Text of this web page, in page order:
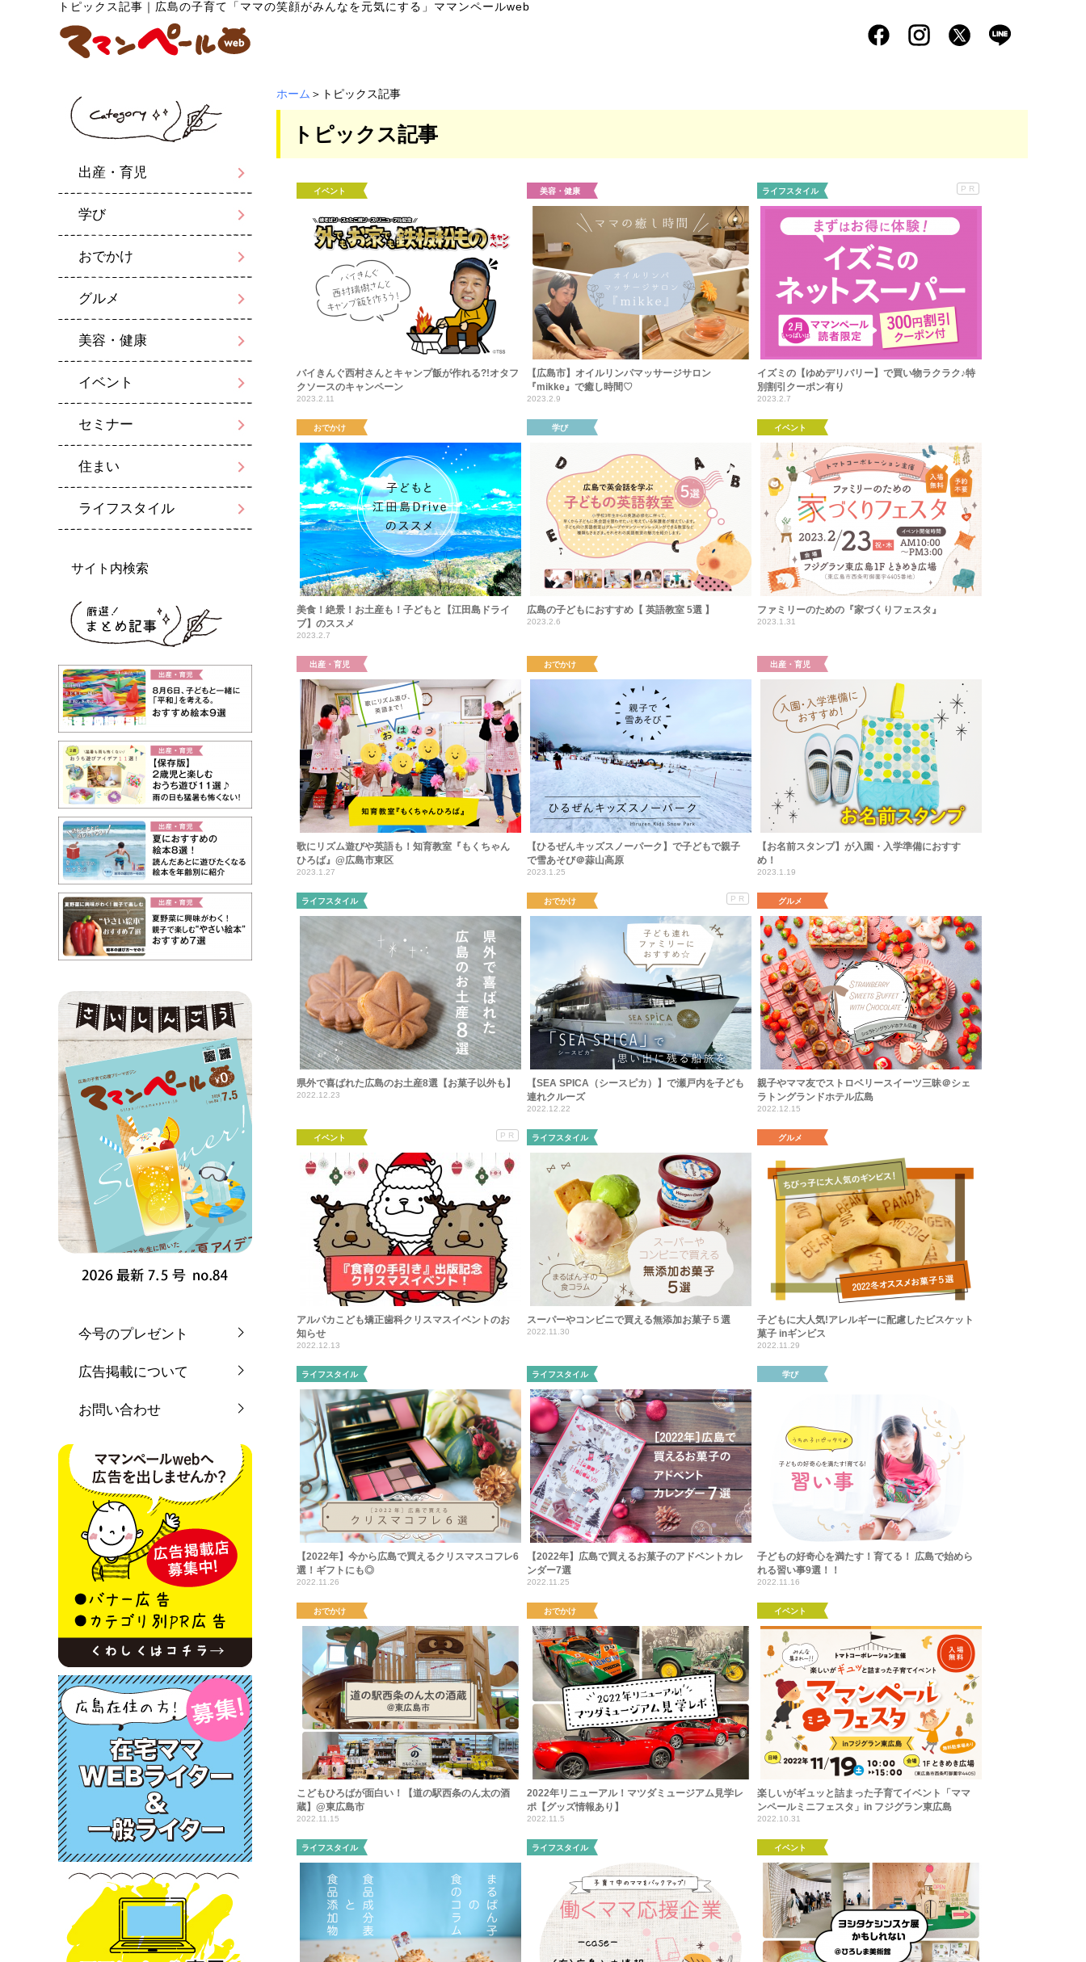
トピックス記事 ｜ 広島の子育て「ママの笑顔がみんなを元気にする」ママンペールweb
ホーム ＞トピックス記事
トピックス記事
イベント
バイきんぐ西村さんとキャンプ飯が作れる?!オタフ
クソースのキャンペーン
2023.2.11
美容・健康
【広島市】オイルリンパマッサージサロン
『mikke』で癒し時間♡
2023.2.9
ライフスタイル PR
イズミの【ゆめデリバリー】で買い物ラクラク♪特
別割引クーポン有り
2023.2.7
おでかけ
美食！絶景！お土産も！子どもと【江田島ドライ
ブ】のススメ
2023.2.7
学び
広島の子どもにおすすめ【 英語教室 5選 】
2023.2.6
イベント
ファミリーのための『家づくりフェスタ』
2023.1.31
出産・育児
歌にリズム遊びや英語も！知育教室『もくちゃん
ひろば』@広島市東区
2023.1.27
おでかけ
【ひるぜんキッズスノーパーク】で子どもで親子
で雪あそび＠蒜山高原
2023.1.25
出産・育児
【お名前スタンプ】が入園・入学準備におすす
め！
2023.1.19
ライフスタイル
県外で喜ばれた広島のお土産8選【お菓子以外も】
2022.12.23
おでかけ PR
【SEA SPICA（シースピカ）】で瀬戸内を子ども
連れクルーズ
2022.12.22
グルメ
親子やママ友でストロベリースイーツ三昧＠シェ
ラトングランドホテル広島
2022.12.15
イベント PR
アルパカこども矯正歯科クリスマスイベントのお
知らせ
2022.12.13
ライフスタイル
スーパーやコンビニで買える無添加お菓子５選
2022.11.30
グルメ
子どもに大人気!アレルギーに配慮したビスケット
菓子 inギンビス
2022.11.29
ライフスタイル
【2022年】今から広島で買えるクリスマスコフレ6
選！ギフトにも◎
2022.11.26
ライフスタイル
【2022年】広島で買えるお菓子のアドベントカレ
ンダー7選
2022.11.25
学び
子どもの好奇心を満たす！育てる！ 広島で始めら
れる習い事9選！！
2022.11.16
おでかけ
こどもひろばが面白い！【道の駅西条のん太の酒
蔵】@東広島市
2022.11.15
おでかけ
2022年リニューアル！マツダミュージアム見学レ
ポ【グッズ情報あり】
2022.11.5
イベント
楽しいがギュッと詰まった子育てイベント「ママ
ンペールミニフェスタ」in フジグラン東広島
2022.10.31
ライフスタイル ライフスタイル イベント
出産・育児
学び
おでかけ
グルメ
美容・健康
イベント
セミナー
住まい
ライフスタイル
サイト内検索
今号のプレゼント
広告掲載について
お問い合わせ